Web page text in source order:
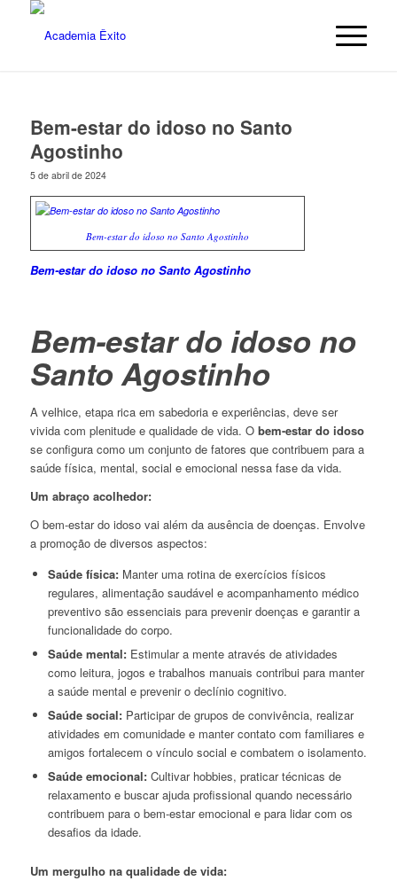
Bem-estar do idoso no Santo
Agostinho
5 de abril de 2024
Bem-estar do idoso no Santo Agostinho
Bem-estar do idoso no Santo Agostinho
Bem-estar do idoso no
Santo Agostinho
A velhice, etapa rica em sabedoria e experiências, deve ser
vivida com plenitude e qualidade de vida. O bem-estar do idoso
se configura como um conjunto de fatores que contribuem para a
saúde física, mental, social e emocional nessa fase da vida.
Um abraço acolhedor:
O bem-estar do idoso vai além da ausência de doenças. Envolve
a promoção de diversos aspectos:
Saúde física:Manter uma rotina de exercícios físicos
regulares, alimentação saudável e acompanhamento médico
preventivo são essenciais para prevenir doenças e garantir a
funcionalidade do corpo.
Saúde mental:Estimular a mente através de atividades
como leitura, jogos e trabalhos manuais contribui para manter
a saúde mental e prevenir o declínio cognitivo.
Saúde social:Participar de grupos de convivência, realizar
atividades em comunidade e manter contato com familiares e
amigos fortalecem o vínculo social e combatem o isolamento.
Saúde emocional:Cultivar hobbies, praticar técnicas de
relaxamento e buscar ajuda profissional quando necessário
contribuem para o bem-estar emocional e para lidar com os
desafios da idade.
Um mergulho na qualidade de vida: